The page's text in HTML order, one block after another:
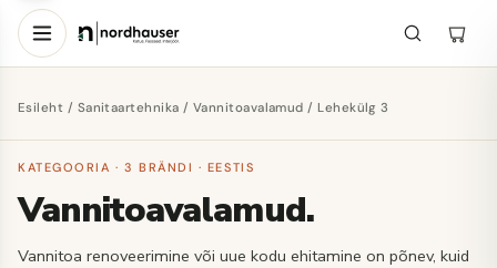
Esileht / Sanitaartehnika / Vannitoavalamud / Lehekülg 3
KATEGOORIA · 3 BRÄNDI · EESTIS
Vannitoavalamud.
Vannitoa renoveerimine või uue kodu ehitamine on põnev, kuid